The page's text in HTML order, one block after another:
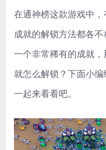
在通神榜这款游戏中
成就的解锁方法都各
一个非常稀有的成就
就怎么解锁？下面小编
一起来看看吧。